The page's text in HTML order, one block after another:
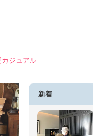
カジュアル
新着